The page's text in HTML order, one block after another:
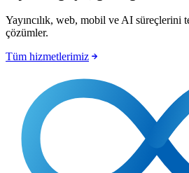
Yayıncılık, web, mobil ve AI süreçlerini
çözümler.
Tüm hizmetlerimiz